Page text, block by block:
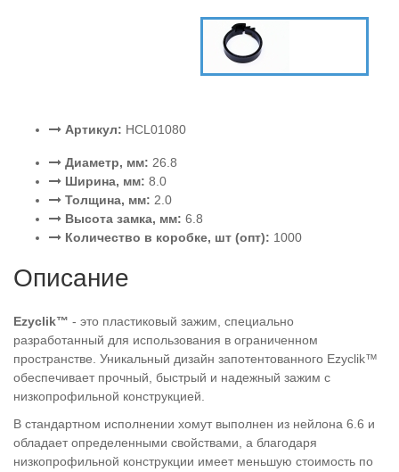
Артикул: HCL01080
Диаметр, мм: 26.8
Ширина, мм: 8.0
Толщина, мм: 2.0
Высота замка, мм: 6.8
Количество в коробке, шт (опт): 1000
Описание
Ezyclik™ - это пластиковый зажим, специально
разработанный для использования в ограниченном
пространстве. Уникальный дизайн запотентованного Ezyclik™
обеспечивает прочный, быстрый и надежный зажим с
низкопрофильной конструкцией.
В стандартном исполнении хомут выполнен из нейлона 6.6 и
обладает определенными свойствами, а благодаря
низкопрофильной конструкции имеет меньшую стоимость по